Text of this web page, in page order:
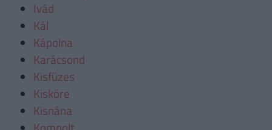
Ivád
Kál
Kápolna
Karácsond
Kisfüzes
Kisköre
Kisnána